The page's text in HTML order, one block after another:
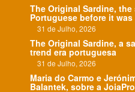
The Original Sardine,
Portuguese before it was
31 de Julho, 2026
The Original Sardine, a
trend era portuguesa
31 de Julho, 2026
Maria do Carmo e
Balantek, sobre a JoiaPro